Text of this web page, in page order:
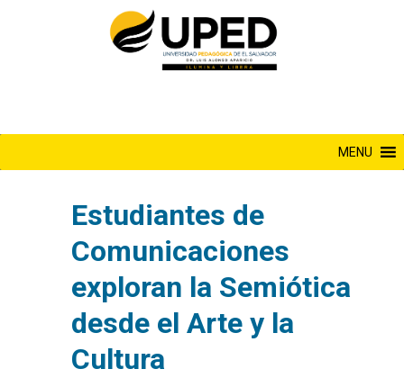
MENU
Estudiantes de
Comunicaciones
exploran la Semiótica
desde el Arte y la
Cultura